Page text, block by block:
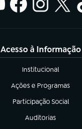
Acesso à Informação
Institucional
(abre em nova aba)
Ações e Programas
(abre em nova aba)
Participação Social
(abre em nova aba)
Auditorias
(abre em nova aba)